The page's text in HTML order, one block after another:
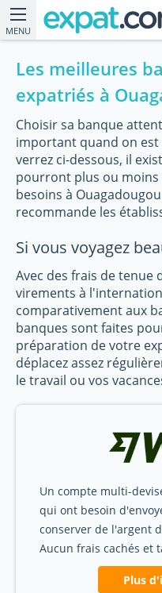
MENU
Les meilleures
expatriés à
Choisir sa banque
important quand on est
verrez ci-dessous, il
pourront plus ou
besoins à
recommande les
Si vous voyagez
Avec des frais de tenue
virements à
comparativement aux
banques sont faites
préparation de votre
déplacez assez
le travail ou vos
Un compte multi-
qui ont besoin
conserver de l'argent
Aucun frais cachés et
Plus